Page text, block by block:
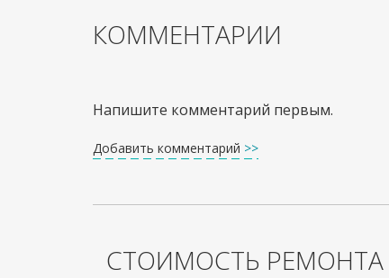
КОММЕНТАРИИ
Напишите комментарий первым.
Добавить комментарий >>
СТОИМОСТЬ РЕМОНТА